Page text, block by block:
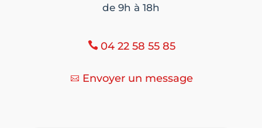
de 9h à 18h
04 22 58 55 85
Envoyer un message